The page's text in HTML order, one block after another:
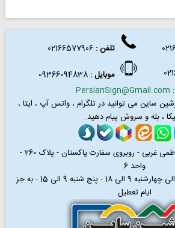
تلفن:
02166577906
موبایل :
PersianSign@Gmail.com
ساین می توانید درتلگرام ، واتس آپ ، ایتا ،
، بله و سروش پیام دهید.
تهران - خیابان فاطمی غربی - روبروی سفارت پاکستان - پلاک 260 -
واحد 6
شنبه الی چهارشنبه 9 الی 18 - پنج شنبه 9 الی 15 - به جز
ایام تعطیل